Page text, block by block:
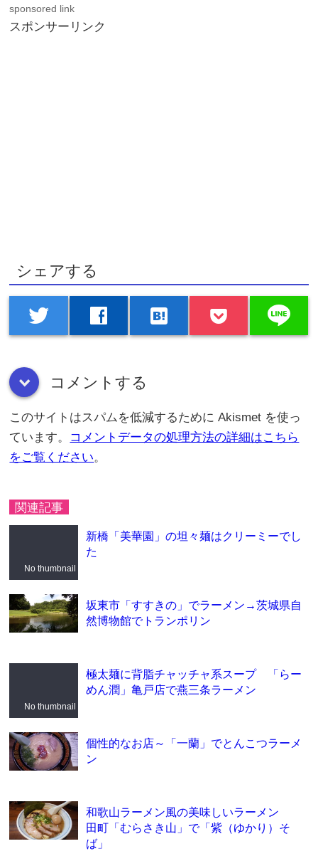
sponsored link
スポンサーリンク
シェアする
twitter facebook hatenabookmark line
down コメントする
このサイトはスパムを低減するために Akismet を使っ
ています。 コメントデータの処理方法の詳細はこちら
をご覧ください。
関連記事
No thumbnail
新橋「美華園」の坦々麺はクリーミーでし
た
坂東市「すすきの」でラーメン→茨城県自
然博物館でトランポリン
No thumbnail
極太麺に背脂チャッチャ系スープ 「らー
めん潤」亀戸店で燕三条ラーメン
個性的なお店～「一蘭」でとんこつラーメ
ン
和歌山ラーメン風の美味しいラーメン
田町「むらさき山」で「紫（ゆかり）そ
ば」